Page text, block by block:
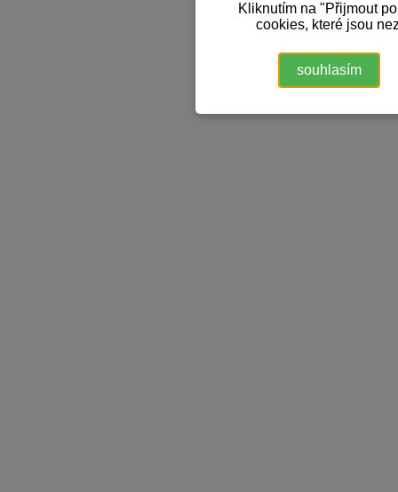
Kliknutím na "Přijmout
cookies, které jsou
souhlasím